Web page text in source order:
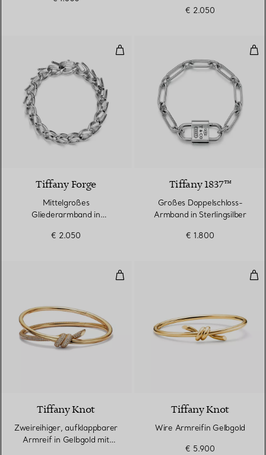
€ 2.050
Mittelgroßes Gliederarmband in
Tiffany Forge
Mittelgroßes
Gliederarmband in
Sterlingsilber
€ 2.050
Tiffany 1837™
Großes Doppelschloss-
Armband in Sterlingsilber
€ 1.800
Zweireihiger, aufklappbarer
Tiffany Knot
Zweireihiger, aufklappbarer
Armreif in Gelbgold mit
Tiffany Knot
Wire Armreifin Gelbgold
€ 5.900